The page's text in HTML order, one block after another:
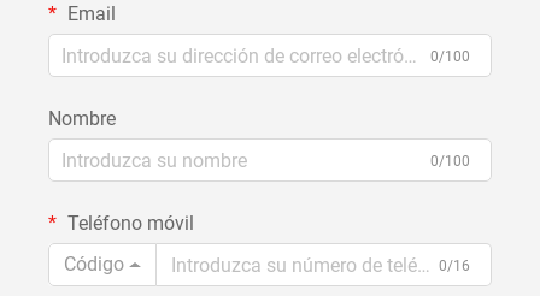
Email
0/100
Nombre
0/100
Teléfono móvil
Código
0/16